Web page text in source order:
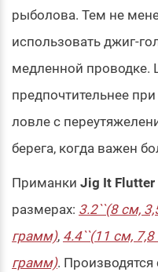
рыболова. Тем не
использовать джиг-
медленной
предпочтительнее
ловле с
берега, когда важен
Приманки Jig It Flutter
размерах: 3.2``(8 см,
грамм), 4.4``(11 см,
грамм).